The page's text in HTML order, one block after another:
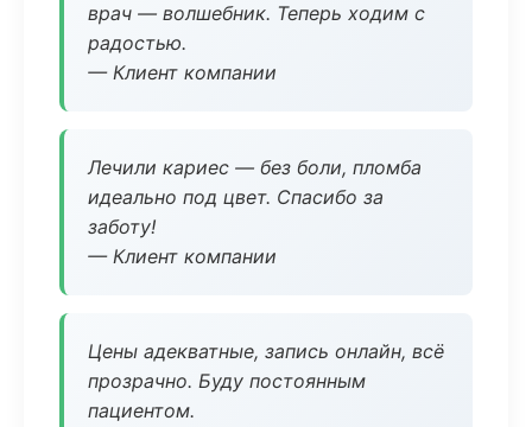
врач — волшебник. Теперь ходим с
радостью.
— Клиент компании
Лечили кариес — без боли, пломба
идеально под цвет. Спасибо за
заботу!
— Клиент компании
Цены адекватные, запись онлайн, всё
прозрачно. Буду постоянным
пациентом.